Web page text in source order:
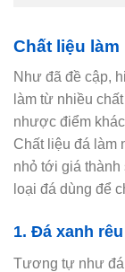
Chất liệu
Như đã đề cập,
làm từ nhiều
nhược điểm
Chất liệu đá làm
nhỏ tới giá thành
loại đá dùng để
1. Đá xanh
Tương tự như đá